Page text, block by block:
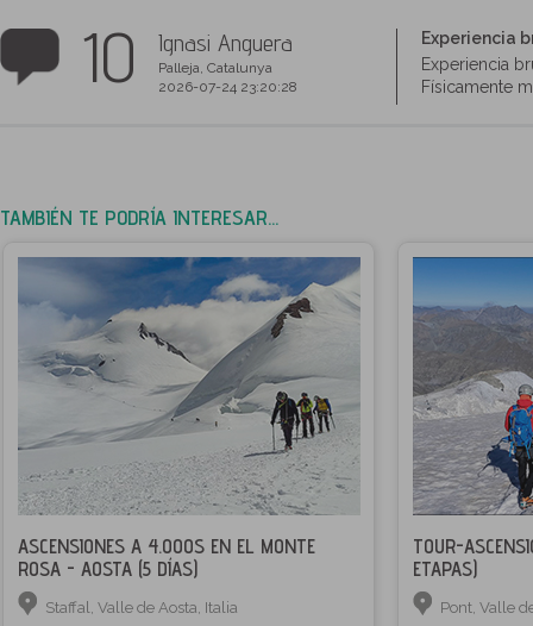
10 Ignasi Anguera
Palleja, Catalunya
2026-07-24 23:20:28
Experiencia
Experiencia
Físicamente
TAMBIÉN TE PODRÍA INTERESAR...
ASCENSIONES A 4.000S EN EL MONTE
ROSA - AOSTA (5 DÍAS)
Staffal, Valle de Aosta, Italia
TOUR-
ETAPAS)
Pont, Valle